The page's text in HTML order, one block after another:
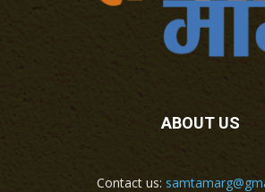
ABOUT US
Contact us: